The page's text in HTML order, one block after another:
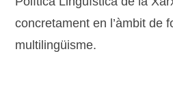
concretament en l’àmbit de
multilingüisme.